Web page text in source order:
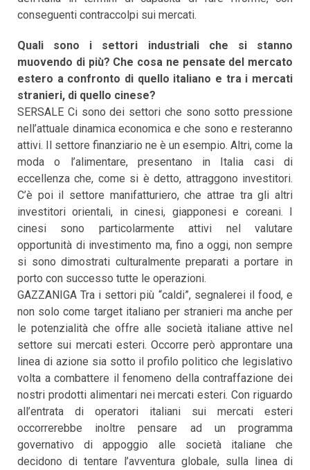
conseguenti contraccolpi sui mercati.
Quali sono i settori industriali che si stanno
muovendo di più? Che cosa ne pensate del mercato
estero a confronto di quello italiano e tra i mercati
stranieri, di quello cinese?
SERSALE Ci sono dei settori che sono sotto pressione
nell’attuale dinamica economica e che sono e resteranno
attivi. Il settore finanziario ne è un esempio. Altri, come la
moda o l’alimentare, presentano in Italia casi di
eccellenza che, come si è detto, attraggono investitori.
C’è poi il settore manifatturiero, che attrae tra gli altri
investitori orientali, in cinesi, giapponesi e coreani. I
cinesi sono particolarmente attivi nel valutare
opportunità di investimento ma, fino a oggi, non sempre
si sono dimostrati culturalmente preparati a portare in
porto con successo tutte le operazioni.
GAZZANIGA Tra i settori più “caldi”, segnalerei il food, e
non solo come target italiano per stranieri ma anche per
le potenzialità che offre alle società italiane attive nel
settore sui mercati esteri. Occorre però approntare una
linea di azione sia sotto il profilo politico che legislativo
volta a combattere il fenomeno della contraffazione dei
nostri prodotti alimentari nei mercati esteri. Con riguardo
all’entrata di operatori italiani sui mercati esteri
occorrerebbe inoltre pensare ad un programma
governativo di appoggio alle società italiane che
decidono di tentare l’avventura globale, sulla linea di